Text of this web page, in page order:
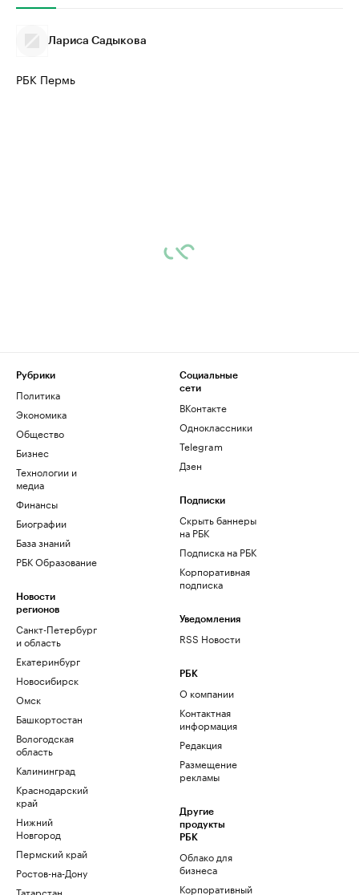
Лариса Садыкова
РБК Пермь
Рубрики
Политика
Экономика
Общество
Бизнес
Технологии и
медиа
Финансы
Биографии
База знаний
РБК Образование
Новости
регионов
Санкт-Петербург
и область
Екатеринбург
Новосибирск
Омск
Башкортостан
Вологодская
область
Калининград
Краснодарский
край
Нижний
Новгород
Пермский край
Ростов-на-Дону
Татарстан
Социальные
сети
ВКонтакте
Одноклассники
Telegram
Дзен
Подписки
Скрыть баннеры
на РБК
Подписка на РБК
Корпоративная
подписка
Уведомления
RSS Новости
РБК
О компании
Контактная
информация
Редакция
Размещение
рекламы
Другие
продукты
РБК
Облако для
бизнеса
Корпоративный